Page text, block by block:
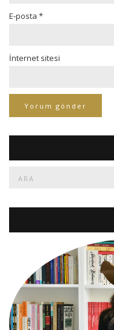
E-posta *
İnternet sitesi